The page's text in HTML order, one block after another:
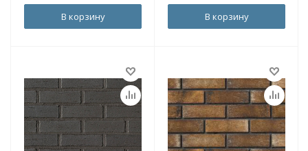
В корзину В корзину